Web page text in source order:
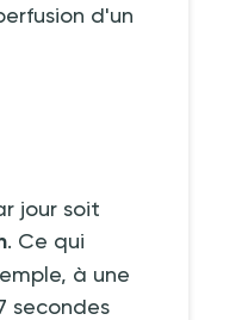
d'un
jour soit
. Ce qui
à une
secondes